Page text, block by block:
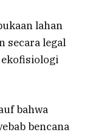
lahan
secara legal
bahwa
bencana